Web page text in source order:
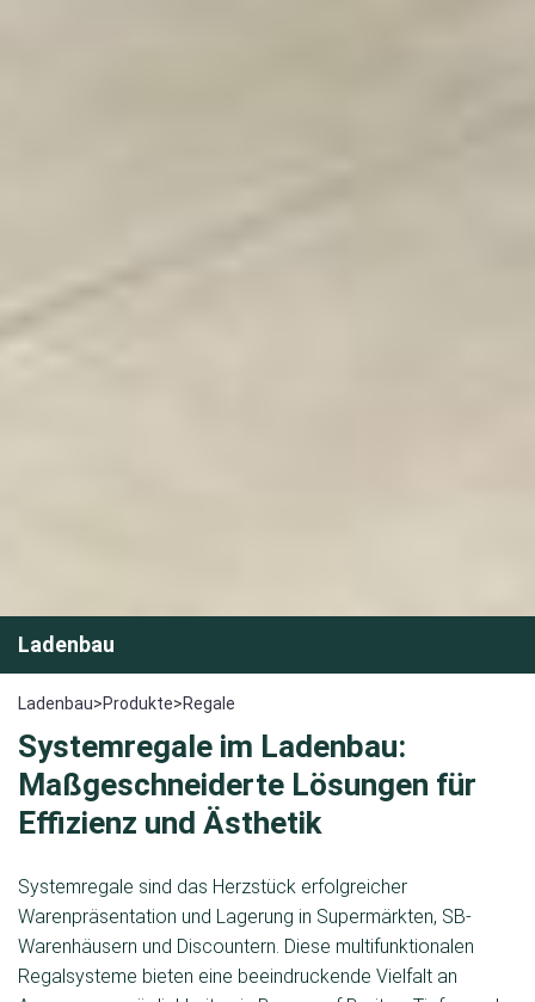
Ladenbau
Ladenbau>Produkte>Regale
Systemregale im Ladenbau:
Maßgeschneiderte Lösungen für
Effizienz und Ästhetik
Systemregale sind das Herzstück erfolgreicher
Warenpräsentation und Lagerung in Supermärkten, SB-
Warenhäusern und Discountern. Diese multifunktionalen
Regalsysteme bieten eine beeindruckende Vielfalt an